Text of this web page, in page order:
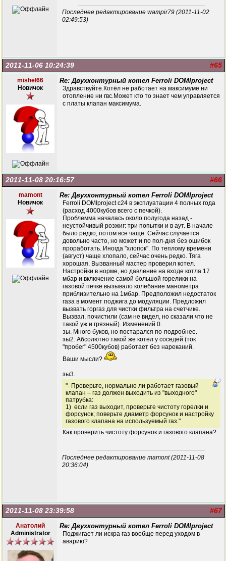
Последнее редактирование wampir79 (2011-11-02
02:49:53)
#65
2011-11-06 10:24:39
mishel66
Новичок
Re: Двухконтурный котел Ferroli DOMIproject
Здравствуйте.Котёл не работает на максимуме ни
отопление ни гвс.Может кто то знает чем управляется
с платы клапан максимума.
#66
2011-11-08 20:16:57
mamont
Новичок
Re: Двухконтурный котел Ferroli DOMIproject
Ferroli DOMIproject c24 в эксплуатации 4 полных года
(расход 4000кубов всего с печкой).
Проблемма началась около полугода назад -
неустойчивый розжиг: три попытки и в аут. В начале
было редко, потом все чаще. Сейчас случается
довольно часто, но может и по пол-дня без ошибок
проработать. Иногда "хлопок". По теплому времени
(август) чаще хлопало, сейчас очень редко. Тяга
хорошая. Вызванный мастер проверил котел.
Настройки в норме, но давление на входе котла 17
мбар и включение самой большой горелики на
газовой печке вызывало колебание манометра
приблизительно на 1мбар. Предположил недостаток
газа в момент поджига до модуляции. Предложил
вызвать горгаз для чистки фильтра на счетчике.
Вызвал, почистили (сам не видел, но сказали что не
такой уж и грязный). Изменений 0.
зы. Много буков, но постарался по-подробнее.
зы2. Абсолютно такой же котел у соседей (ток
"пробег" 4500кубов) работает без нареканий.
Ваши мысли?
зы3.
"- Проверьте, нормально ли работает газовый
клапан – газ должен выходить из "выходного"
патрубка:
1) если газ выходит, проверьте чистоту горелки и
форсунок; поверьте диаметр форсунок и настройку
газового клапана на используемый газ."
Как проверить чистоту форсунок и газового клапана?
Последнее редактирование mamont (2011-11-08
20:36:04)
#67
2011-11-08 23:39:58
Анатолий
Administrator
Re: Двухконтурный котел Ferroli DOMIproject
Поджигает ли искра газ вообще перед уходом в
аварию?